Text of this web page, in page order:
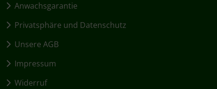
Anwachsgarantie
Privatsphäre und Datenschutz
Unsere AGB
Impressum
Widerruf